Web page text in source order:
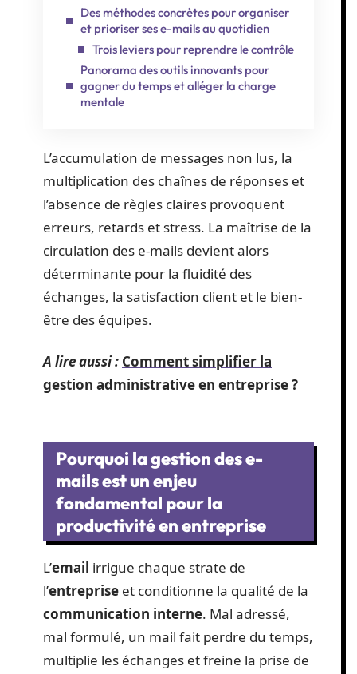
Des méthodes concrètes pour organiser
et prioriser ses e-mails au quotidien
Trois leviers pour reprendre le contrôle
Panorama des outils innovants pour
gagner du temps et alléger la charge
mentale
L’accumulation de messages non lus, la
multiplication des chaînes de réponses et
l’absence de règles claires provoquent
erreurs, retards et stress. La maîtrise de la
circulation des e-mails devient alors
déterminante pour la fluidité des
échanges, la satisfaction client et le bien-
être des équipes.
A lire aussi : Comment simplifier la
gestion administrative en entreprise ?
Pourquoi la gestion des e-
mails est un enjeu
fondamental pour la
productivité en entreprise
L’email irrigue chaque strate de
l’entreprise et conditionne la qualité de la
communication interne. Mal adressé,
mal formulé, un mail fait perdre du temps,
multiplie les échanges et freine la prise de